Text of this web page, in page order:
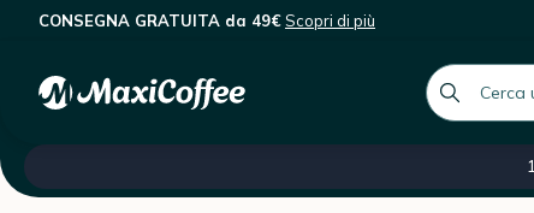
CONSEGNA GRATUITA da 49€Scopri di più
Caffè
Descrizione Recensioni dei clienti